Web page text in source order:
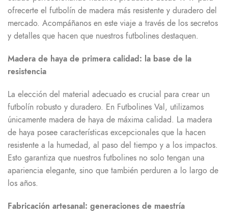
ofrecerte el futbolín de madera más resistente y duradero del
mercado. Acompáñanos en este viaje a través de los secretos
y detalles que hacen que nuestros futbolines destaquen.
Madera de haya de primera calidad: la base de la
resistencia
La elección del material adecuado es crucial para crear un
futbolín robusto y duradero. En Futbolines Val, utilizamos
únicamente madera de haya de máxima calidad. La madera
de haya posee características excepcionales que la hacen
resistente a la humedad, al paso del tiempo y a los impactos.
Esto garantiza que nuestros futbolines no solo tengan una
apariencia elegante, sino que también perduren a lo largo de
los años.
Fabricación artesanal: generaciones de maestría